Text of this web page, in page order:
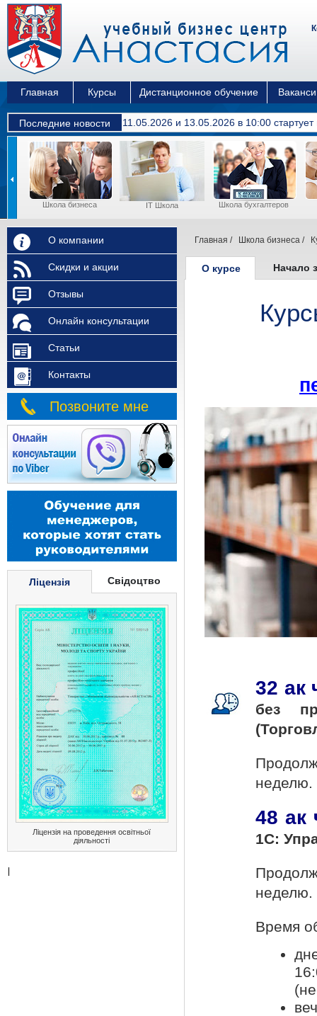
Главная Курсы Дистанционное обучение
Последние новости 11.05.2026 и 13.05.2026 в 10:00
Школа бизнеса IT Школа Школа бухгалтеров
О компании
Скидки и акции
Отзывы
Онлайн консультации
Статьи
Контакты
Позвоните мне
Ліцензія Свідоцтво
Ліцензія на проведення освітньої
діяльності
Главная / Школа бизнеса /
О курсе Начало
32 ак
без
неделю.
48 ак
1С:
неделю.
Время